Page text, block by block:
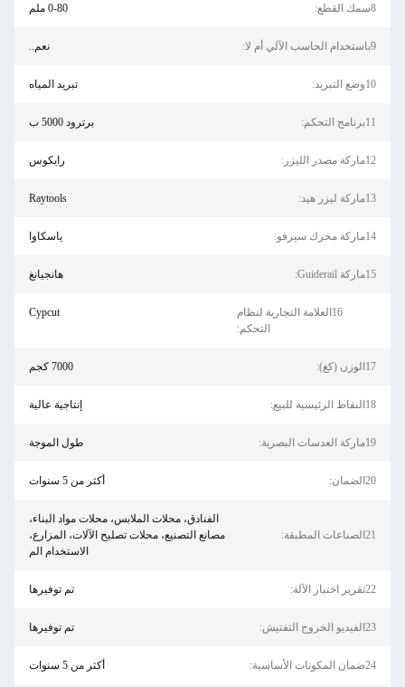
8سمك القطع: 0-80 ملم
9باستخدام الحاسب الآلي أم لا: نعم..
10وضع التبريد: تبريد المياه
11برنامج التحكم: برترود 5000 ب
12ماركة مصدر الليزر: رايكوس
13ماركة ليزر هيد: Raytools
14ماركة محرك سيرفو: ياسكاوا
15ماركة Guiderail: هانجيانغ
16العلامة التجارية لنظام
التحكم:
Cypcut
17الوزن (كغ): 7000 كجم
18النقاط الرئيسية للبيع: إنتاجية عالية
19ماركة العدسات البصرية: طول الموجة
20الضمان: أكثر من 5 سنوات
21الصناعات المطبقة:
الفنادق، محلات الملابس، محلات مواد البناء،
مصانع التصنيع، محلات تصليح الآلات، المزارع،
الاستخدام الم
22تقرير اختبار الآلة: تم توفيرها
23الفيديو الخروج التفتيش: تم توفيرها
24ضمان المكونات الأساسية: أكثر من 5 سنوات